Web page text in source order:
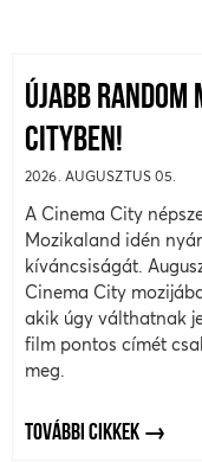
ÚJABB RANDOM
CITYBEN!
2026. AUGUSZTUS 05.
A Cinema City
Mozikaland idén
kíváncsiságát.
Cinema City
akik úgy válthatnak
film pontos címét
meg.
TOVÁBBI CIKKEK